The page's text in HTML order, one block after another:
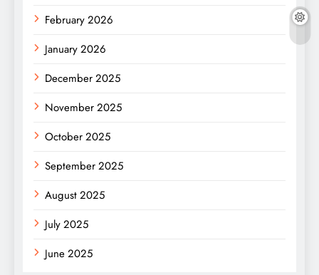
February 2026
January 2026
December 2025
November 2025
October 2025
September 2025
August 2025
July 2025
June 2025